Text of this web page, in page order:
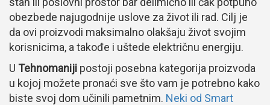
obezbede najugodnije uslove za život ili rad. Cilj je
da ovi proizvodi maksimalno olakšaju život svojim
korisnicima, a takođe i uštede električnu energiju.
U Tehnomaniji postoji posebna kategorija proizvoda
u kojoj možete pronaći sve što vam je potrebno kako
biste svoj dom učinili pametnim. Neki od Smart